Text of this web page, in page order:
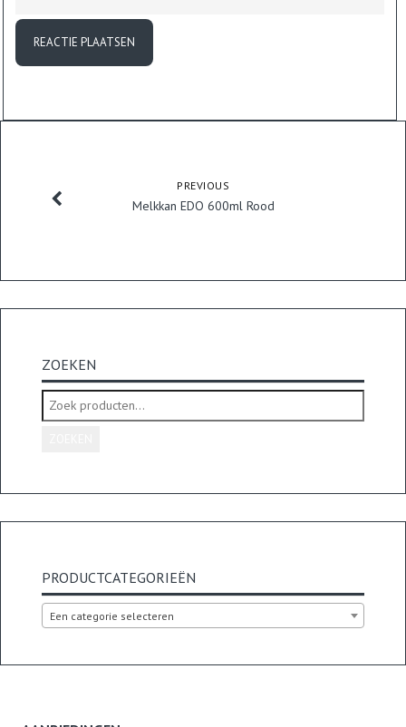
PREVIOUS
Melkkan EDO 600ml Rood
ZOEKEN
Zoeken
naar:
PRODUCTCATEGORIEËN
Een categorie selecteren